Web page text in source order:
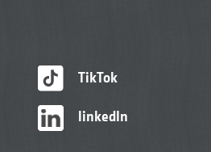
TikTok
linkedIn